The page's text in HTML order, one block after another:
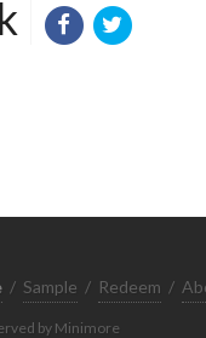
/ Sample / Redeem /
by Minimore